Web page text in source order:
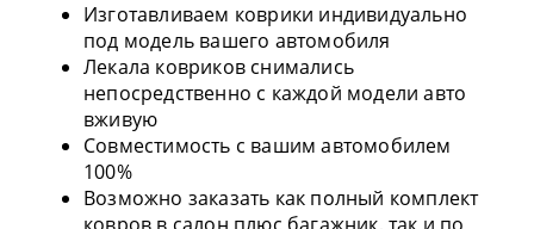
Изготавливаем коврики индивидуально
под модель вашего автомобиля
Лекала ковриков снимались
непосредственно с каждой модели авто
вживую
Совместимость с вашим автомобилем
100%
Возможно заказать как полный комплект